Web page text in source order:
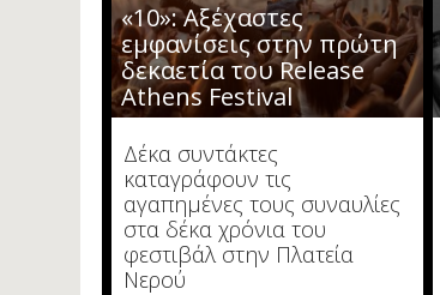
«10»: Αξέχαστες
εμφανίσεις στην πρώτη
δεκαετία του Release
Athens Festival
Δέκα συντάκτες
καταγράφουν τις
αγαπημένες τους συναυλίες
στα δέκα χρόνια του
φεστιβάλ στην Πλατεία
Νερού